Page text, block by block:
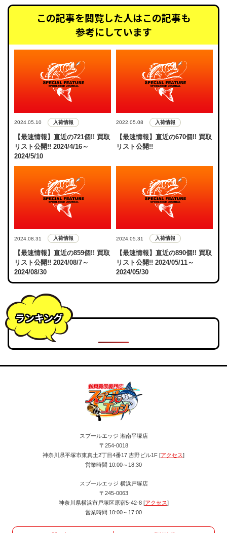
この記事を閲覧した人はこの記事も
参考にしています
2024.05.10 入荷情報
【最速情報】直近の721個!! 買取
リスト公開!! 2024/4/16～
2024/5/10
2022.05.08 入荷情報
【最速情報】直近の670個!! 買取
リスト公開!!
2024.08.31 入荷情報
【最速情報】直近の859個!! 買取
リスト公開!! 2024/08/7～
2024/08/30
2024.05.31 入荷情報
【最速情報】直近の890個!! 買取
リスト公開!! 2024/05/11～
2024/05/30
ランキング
スプールエッジ 湘南平塚店
〒254-0018
神奈川県平塚市東真土2丁目4番17 吉野ビル1F [アクセス]
営業時間 10:00～18:30
スプールエッジ 横浜戸塚店
〒245-0063
神奈川県横浜市戸塚区原宿5-42-8 [アクセス]
営業時間 10:00～17:00